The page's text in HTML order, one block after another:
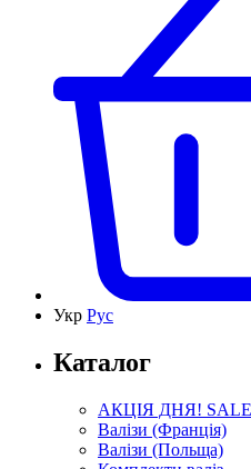
Укр Рус
Каталог
АКЦІЯ ДНЯ! SALE
Валізи (Франція)
Валізи (Польща)